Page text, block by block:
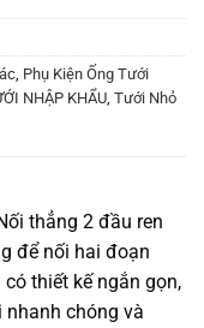
Phụ Kiện Ống Tưới
NHẬP KHẨU Tưới Nhỏ
thẳng 2 đầu ren
để nối hai đoạn
thiết kế ngắn gọn,
nhanh chóng và